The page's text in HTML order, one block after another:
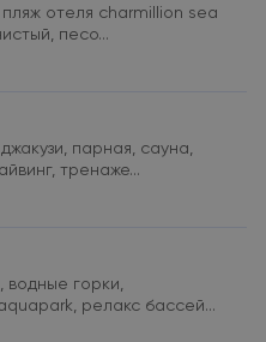
пляж отеля charmillion sea
песо...
парная, сауна,
тренаже...
водные горки,
релакс бассей...